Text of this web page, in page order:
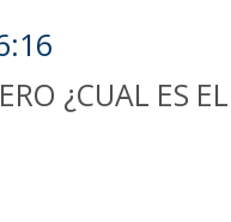
¿CUAL ES